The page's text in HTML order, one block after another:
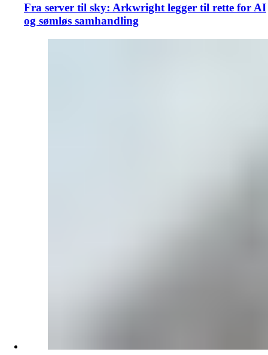
Fra server til sky: Arkwright legger til rette for AI
og sømløs samhandling